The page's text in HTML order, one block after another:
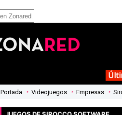
Portada Videojuegos Empresas